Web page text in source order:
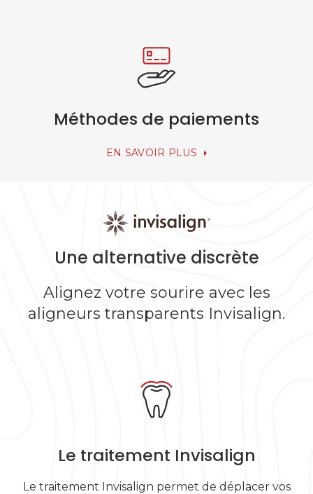
Méthodes de paiements
EN SAVOIR PLUS
Une alternative discrète
Alignez votre sourire avec les
aligneurs transparents Invisalign.
Le traitement Invisalign
Le traitement Invisalign permet de déplacer vos